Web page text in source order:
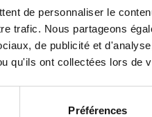
de personnaliser le
trafic. Nous partageons
de publicité et
qu'ils ont collectées lors de
Préférences